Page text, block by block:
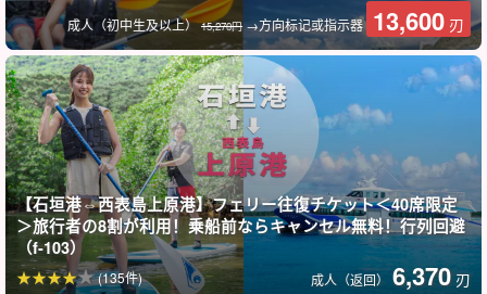
随便走走都令人兴奋！
在大自然中跋涉
离开独木舟后，需要 10-15 分钟的跋涉！
没有身高差异，四岁的孩子也能轻松参与。
成人（初中生及以上）15,270円→方向标记或指示器 13,600 刃
【石垣港⇔西表島上原港】フェリー往復チケット＜40席限定
＞旅行者の8割が利用！乗船前ならキャンセル無料！行列回避
（f-103）
成人（返回） 6,370 刃
(135件)